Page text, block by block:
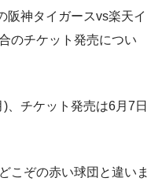
阪神タイガースvs楽天イ
のチケット発売につい
、チケット発売は6月7日
こぞの赤い球団と違いま